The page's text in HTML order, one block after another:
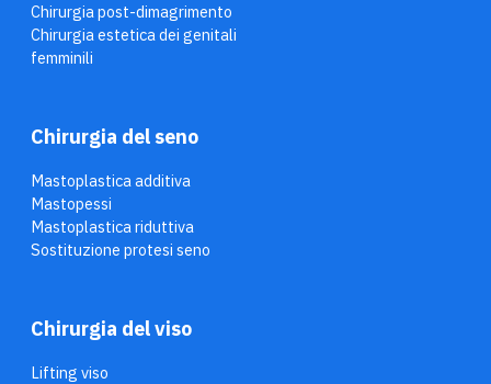
Chirurgia post-dimagrimento
Chirurgia estetica dei genitali
femminili
Chirurgia del seno
Mastoplastica additiva
Mastopessi
Mastoplastica riduttiva
Sostituzione protesi seno
Chirurgia del viso
Lifting viso